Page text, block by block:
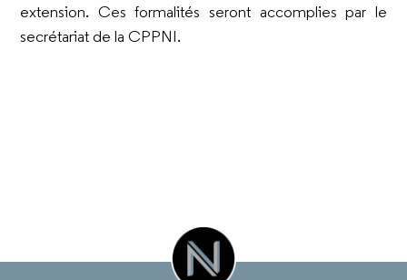
extension. Ces formalités seront accomplies par le
secrétariat de la CPPNI.